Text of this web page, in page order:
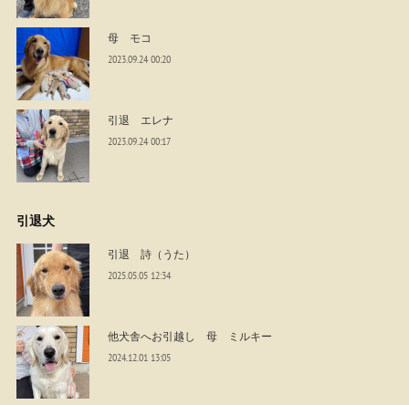
母 モコ
2023.09.24 00:20
引退 エレナ
2023.09.24 00:17
引退犬
引退 詩（うた）
2025.05.05 12:34
他犬舎へお引越し 母 ミルキー
2024.12.01 13:05